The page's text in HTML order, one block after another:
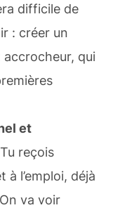
difficile de
: créer un
accrocheur, qui
et
Tu reçois
à l’emploi, déjà
va voir